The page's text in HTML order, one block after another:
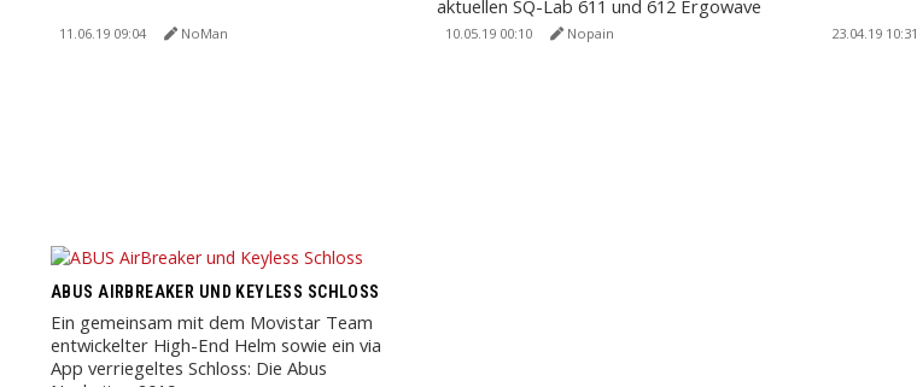
11.06.19 09:04 NoMan
aktuellen SQ-Lab 611 und 612 Ergowave
(active) Carbon Sättel.
10.05.19 00:10 Nopain 23.04.19 10:31
ABUS AIRBREAKER UND KEYLESS SCHLOSS
Ein gemeinsam mit dem Movistar Team
entwickelter High-End Helm sowie ein via
App verriegeltes Schloss: Die Abus